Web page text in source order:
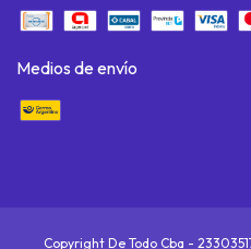
Medios de envío
Copyright De Todo Cba -